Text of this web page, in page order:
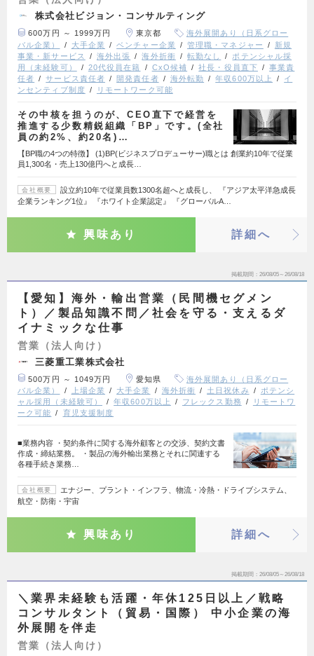
株式会社ビジョン・コンサルティング
600万円 ～ 1999万円 東京都
海外展開あり（日系グロー
バル企業）
大手企業 ベンチャー企業 管理職・マネジャー
新規
事業・新サービス
海外出張 海外折衝 転勤なし
ポテンシャル採
用（未経験可）
20代役員在籍 CxO候補 社長・役員直下
事業責
任者
サービス責任者 開発責任者 海外転勤 年収600万以上
イ
ンセンティブ制度
リモートワーク可能
その中核を担うのが、CEO直下で経営を
推進する少数精鋭組織「BP」です。(全社
員の約2%、約20名)…
【BP職の4つの特徴】 (1)BP(ビジネスプロデューサー)職とは 創業約10年で従業
員1,300名・売上130億円へと成長…
会社概要
設立約10年で従業員数1300名超へと成長し、 『アジア太平洋急成長
企業ランキング1位』 『ホワイト企業認定』 『グローバルA…
興味あり 詳細へ
掲載期間 26/08/05～26/08/18
【愛知】海外・輸出営業（民間機セグメン
ト）／製品知識不問／社会を守る・支えるダ
イナミックな仕事
営業（法人向け）
三菱重工業株式会社
500万円 ～ 1049万円 愛知県
海外展開あり（日系グロー
バル企業）
上場企業 大手企業 海外折衝 土日祝休み
ポテンシ
ャル採用（未経験可）
年収600万以上 フレックス勤務
リモートワ
ーク可能
育児支援制度
■業務内容 ・契約条件に関する海外顧客との交渉、契約文書
作成・締結業務。 ・製品の海外輸出業務とそれに関連する
各種手続き業務…
会社概要
エナジー、プラント・インフラ、物流・冷熱・ドライブシステム、
航空・防衛・宇宙
興味あり 詳細へ
掲載期間 26/08/05～26/08/18
＼業界未経験も活躍・年休125日以上／戦略
コンサルタント（貿易・国際） 中小企業の海
外展開を伴走
営業（法人向け）